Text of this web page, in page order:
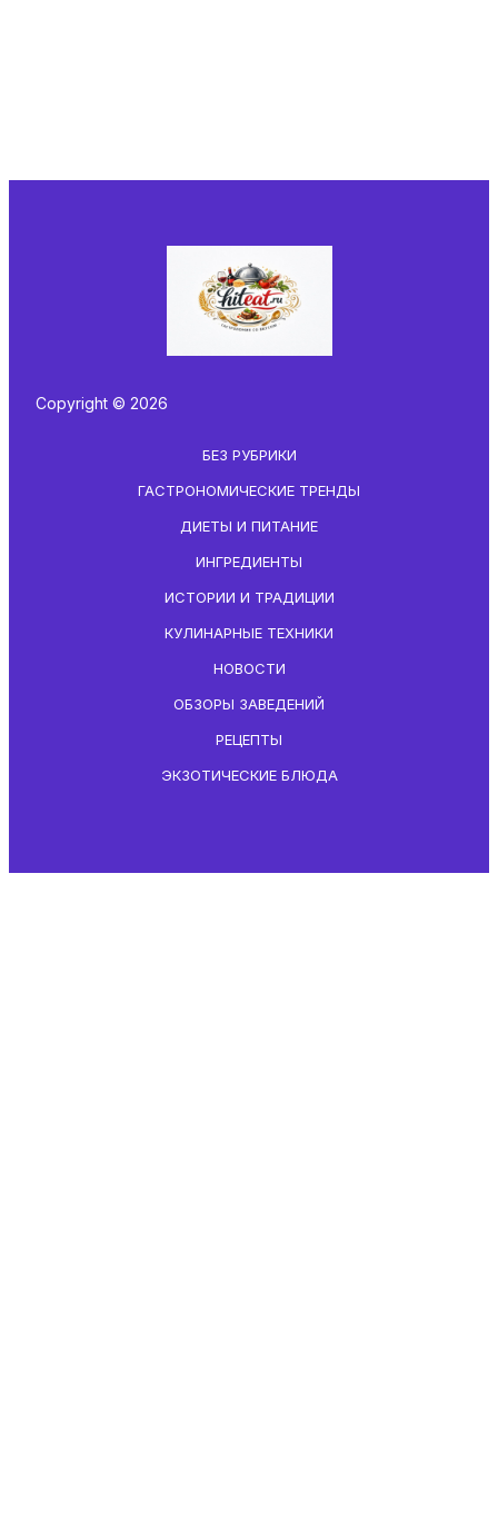
Copyright © 2026
БЕЗ РУБРИКИ
ГАСТРОНОМИЧЕСКИЕ ТРЕНДЫ
ДИЕТЫ И ПИТАНИЕ
ИНГРЕДИЕНТЫ
ИСТОРИИ И ТРАДИЦИИ
КУЛИНАРНЫЕ ТЕХНИКИ
НОВОСТИ
ОБЗОРЫ ЗАВЕДЕНИЙ
РЕЦЕПТЫ
ЭКЗОТИЧЕСКИЕ БЛЮДА